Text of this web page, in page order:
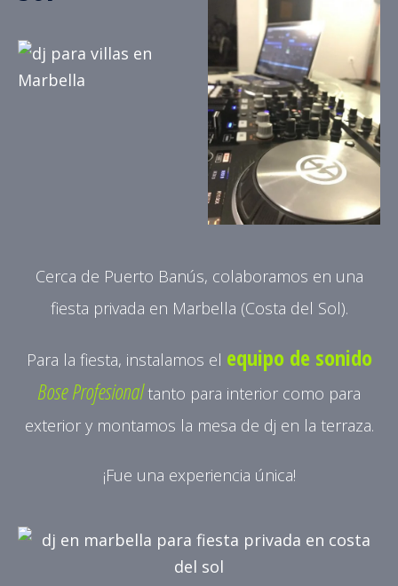
Cerca de Puerto Banús, colaboramos en una
fiesta privada en Marbella (Costa del Sol).
Para la fiesta, instalamos el equipo de sonido
BoseProfesionaltanto para interior como para
exterior y montamos la mesa de dj en la terraza.
¡Fue una experiencia única!